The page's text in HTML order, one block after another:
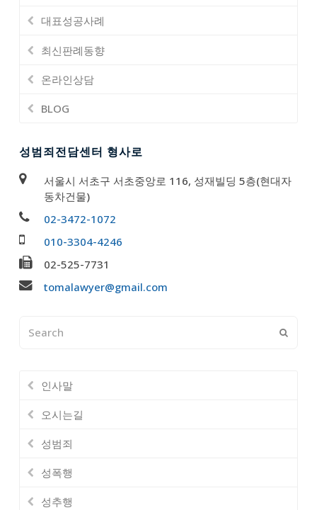
대표성공사례
최신판례동향
온라인상담
BLOG
성범죄전담센터 형사로
서울시 서초구 서초중앙로 116, 성재빌딩 5층(현대자
동차건물)
02-3472-1072
010-3304-4246
02-525-7731
tomalawyer@gmail.com
인사말
오시는길
성범죄
성폭행
성추행